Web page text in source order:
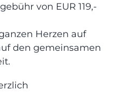
von EUR 119,-
Herzen auf
den gemeinsamen